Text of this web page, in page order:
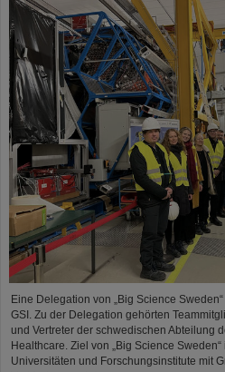
Eine Delegation von „Big Science
GSI. Zu der Delegation gehörten
und Vertreter der schwedischen Abteilung
Healthcare. Ziel von „Big Science
Universitäten und Forschungsinstitute mit